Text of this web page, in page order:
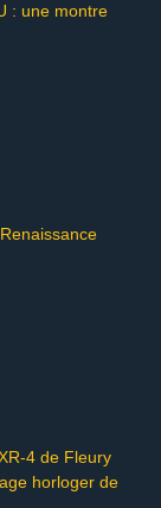
: une montre
4 de Fleury
horloger de